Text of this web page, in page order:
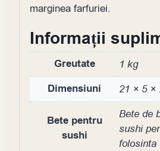
marginea farfuriei.
Informații
Greutate 1 kg
Dimensiuni 21 × 5 ×
Bete pentru
sushi
Bete de
sushi
folosinta